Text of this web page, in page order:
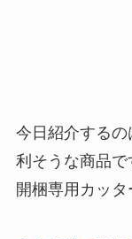
今日紹介する
利そうな商品で
開梱専用カッタ